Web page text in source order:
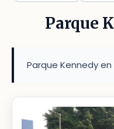
Parque
Parque Kennedy en